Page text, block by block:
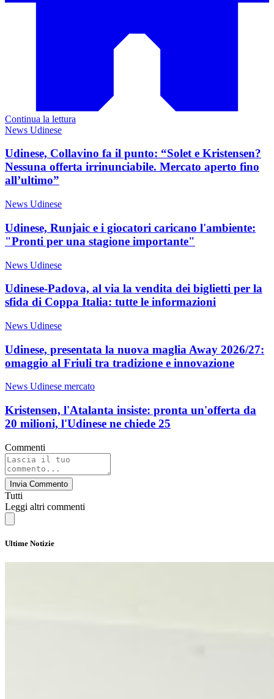
Continua la lettura
News Udinese
Udinese, Collavino fa il punto: “Solet e Kristensen?
Nessuna offerta irrinunciabile. Mercato aperto fino
all’ultimo”
News Udinese
Udinese, Runjaic e i giocatori caricano l'ambiente:
"Pronti per una stagione importante"
News Udinese
Udinese-Padova, al via la vendita dei biglietti per la
sfida di Coppa Italia: tutte le informazioni
News Udinese
Udinese, presentata la nuova maglia Away 2026/27:
omaggio al Friuli tra tradizione e innovazione
News Udinese mercato
Kristensen, l'Atalanta insiste: pronta un'offerta da
20 milioni, l'Udinese ne chiede 25
Commenti
Invia Commento
Tutti
Leggi altri commenti
Ultime Notizie